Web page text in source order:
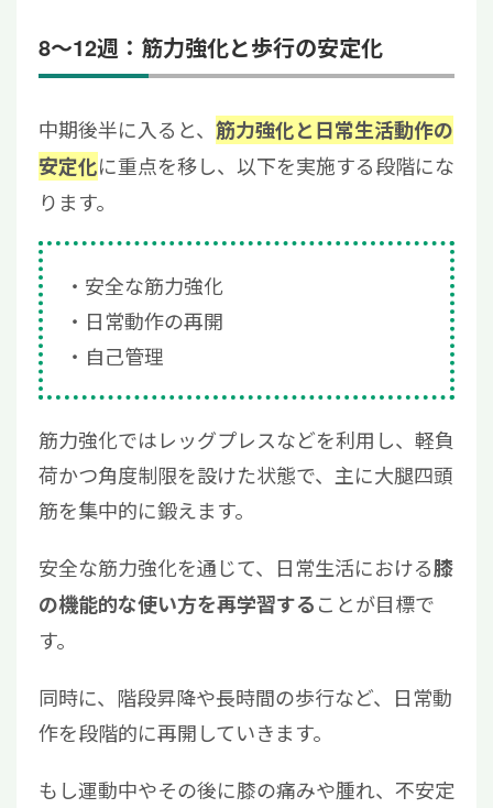
8〜12週：筋力強化と歩行の安定化
中期後半に入ると、 筋力強化と日常生活動作の
安定化に重点を移し、以下を実施する段階にな
ります。
安全な筋力強化
日常動作の再開
自己管理
筋力強化ではレッグプレスなどを利用し、軽負
荷かつ角度制限を設けた状態で、主に大腿四頭
筋を集中的に鍛えます。
安全な筋力強化を通じて、日常生活における膝
の機能的な使い方を再学習することが目標で
す。
同時に、階段昇降や長時間の歩行など、日常動
作を段階的に再開していきます。
もし運動中やその後に膝の痛みや腫れ、不安定